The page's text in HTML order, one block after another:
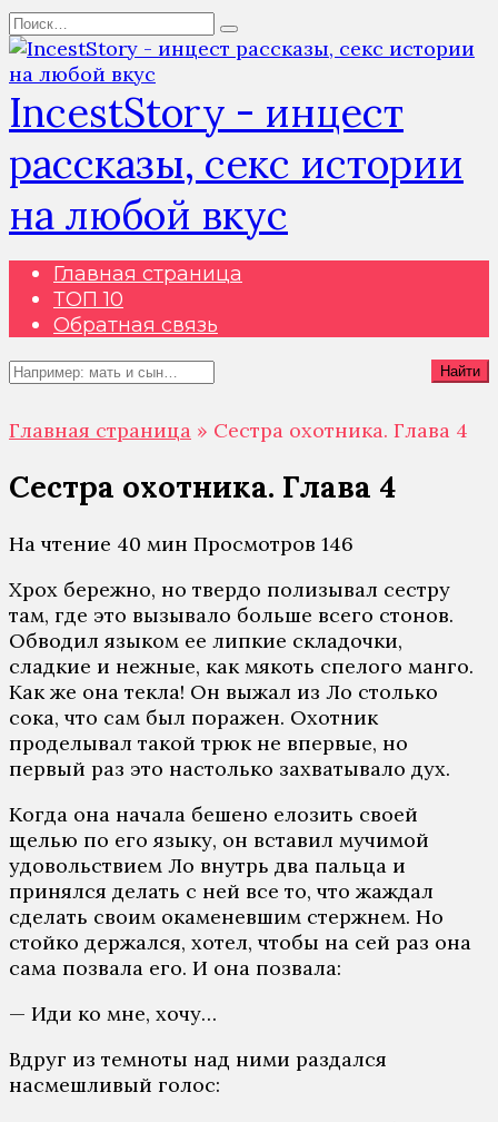
Перейти
к
содержанию
Search
for:
IncestStory - инцест
рассказы, секс истории
на любой вкус
Главная страница
ТОП 10
Обратная связь
Search
Найти
Главная страница » Сестра охотника. Глава 4
Сестра охотника. Глава 4
На чтение 40 мин Просмотров 146
Хрох бережно, но твердо полизывал сестру
там, где это вызывало больше всего стонов.
Обводил языком ее липкие складочки,
сладкие и нежные, как мякоть спелого манго.
Как же она текла! Он выжал из Ло столько
сока, что сам был поражен. Охотник
проделывал такой трюк не впервые, но
первый раз это настолько захватывало дух.
Когда она начала бешено елозить своей
щелью по его языку, он вставил мучимой
удовольствием Ло внутрь два пальца и
принялся делать с ней все то, что жаждал
сделать своим окаменевшим стержнем. Но
стойко держался, хотел, чтобы на сей раз она
сама позвала его. И она позвала:
— Иди ко мне, хочу…
Вдруг из темноты над ними раздался
насмешливый голос: